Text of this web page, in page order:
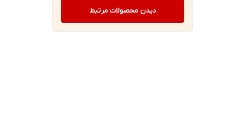
دیدن محصولات مرتبط